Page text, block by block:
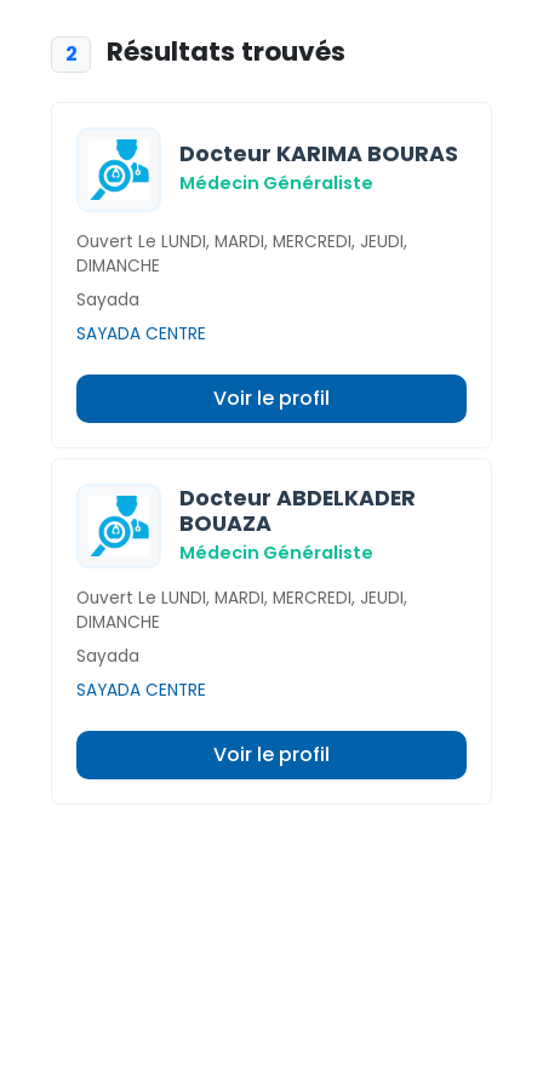
2 Résultats trouvés
Docteur KARIMA BOURAS
Médecin Généraliste
Ouvert Le LUNDI, MARDI, MERCREDI, JEUDI,
DIMANCHE
Sayada
SAYADA CENTRE
Voir le profil
Docteur ABDELKADER
BOUAZA
Médecin Généraliste
Ouvert Le LUNDI, MARDI, MERCREDI, JEUDI,
DIMANCHE
Sayada
SAYADA CENTRE
Voir le profil